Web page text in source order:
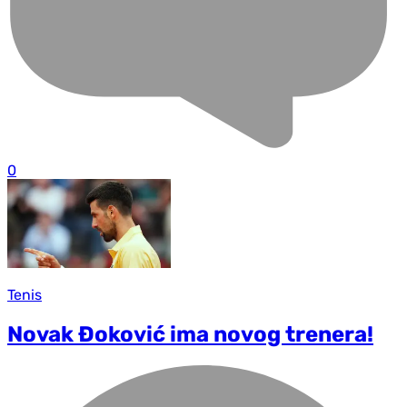
0
Tenis
Novak Đoković ima novog trenera!